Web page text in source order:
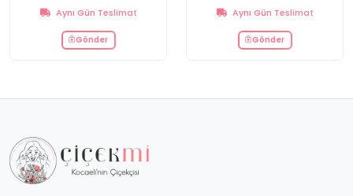
Aynı Gün Teslimat
Gönder
Aynı Gün Teslimat
Gönder